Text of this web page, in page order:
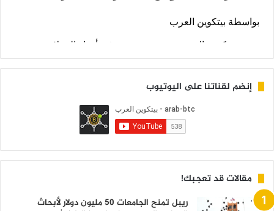
إنضم لقناتنا على اليوتيوب
مقالات قد تعجبك!
ريبل تمنح الجامعات 50 مليون دولار لأبحاث